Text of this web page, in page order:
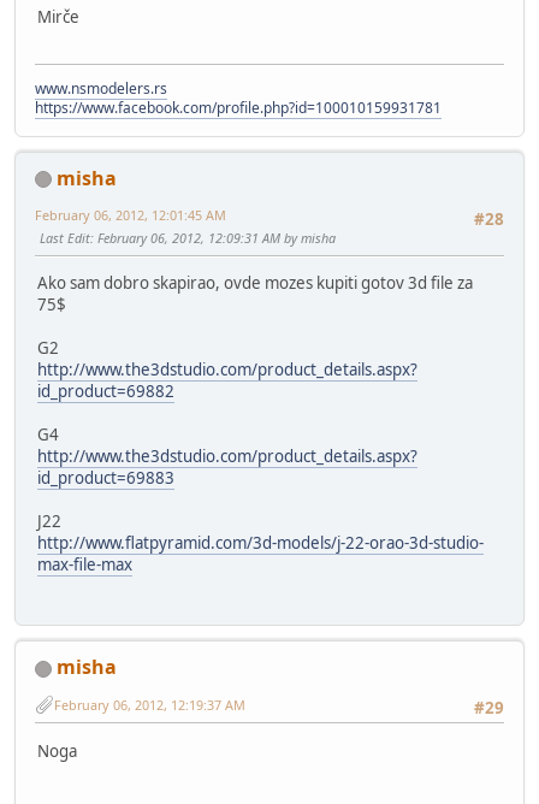
Mirče
www.nsmodelers.rs
https://www.facebook.com/profile.php?id=100010159931781
misha
#28
February 06, 2012, 12:01:45 AM
Last Edit: February 06, 2012, 12:09:31 AM by misha
Ako sam dobro skapirao, ovde mozes kupiti gotov 3d file za
75$
G2
http://www.the3dstudio.com/product_details.aspx?
id_product=69882
G4
http://www.the3dstudio.com/product_details.aspx?
id_product=69883
J22
http://www.flatpyramid.com/3d-models/j-22-orao-3d-studio-
max-file-max
misha
#29
February 06, 2012, 12:19:37 AM
Noga